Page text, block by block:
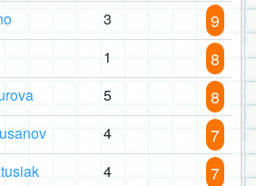
3 9
1 8
5 8
4 7
4 7